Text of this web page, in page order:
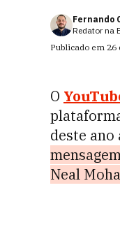
Fernando
Redator na
Publicado em 26
O
deste
Neal